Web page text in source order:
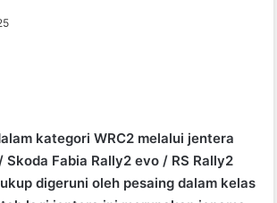
kategori WRC2 melalui jentera
Skoda Fabia Rally2 evo / RS Rally2
digeruni oleh pesaing dalam kelas